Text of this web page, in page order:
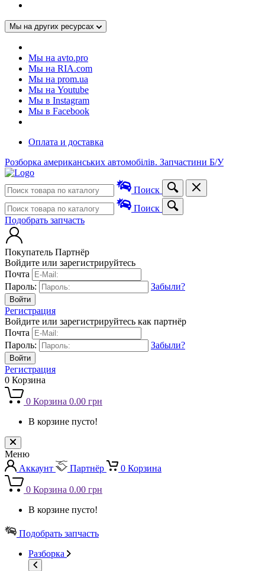
Мы на других ресурсах
Мы на avto.pro
Мы на RIA.com
Мы на prom.ua
Мы на Youtube
Мы в Instagram
Мы в Facebook
Оплата и доставка
Розборка американських автомобілів. Запчастини Б/У
Поиск
Поиск
Подобрать запчасть
Покупатель Партнёр
Войдите или зарегистрируйтесь
Почта
Пароль:
Забыли?
Регистрация
Войдите или зарегистрируйтесь как партнёр
Почта
Пароль:
Забыли?
Регистрация
0 Корзина
0 Корзина 0.00 грн
В корзине пусто!
Меню
Аккаунт
Партнёр 0 Корзина
0 Корзина 0.00 грн
В корзине пусто!
Подобрать запчасть
Разборка